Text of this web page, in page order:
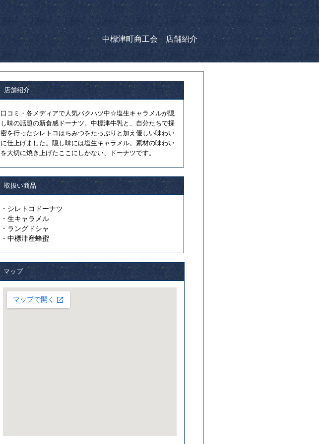
中標津町商工会 店舗紹介
店舗紹介
口コミ・各メディアで人気バクハツ中☆塩生キャラメルが隠
し味の話題の新食感ドーナツ。中標津牛乳と、自分たちで採
密を行ったシレトコはちみつをたっぷりと加え優しい味わい
に仕上げました。隠し味には塩生キャラメル。素材の味わい
を大切に焼き上げたここにしかない、ドーナツです。
取扱い商品
・シレトコドーナツ
・生キャラメル
・ラングドシャ
・中標津産蜂蜜
マップ